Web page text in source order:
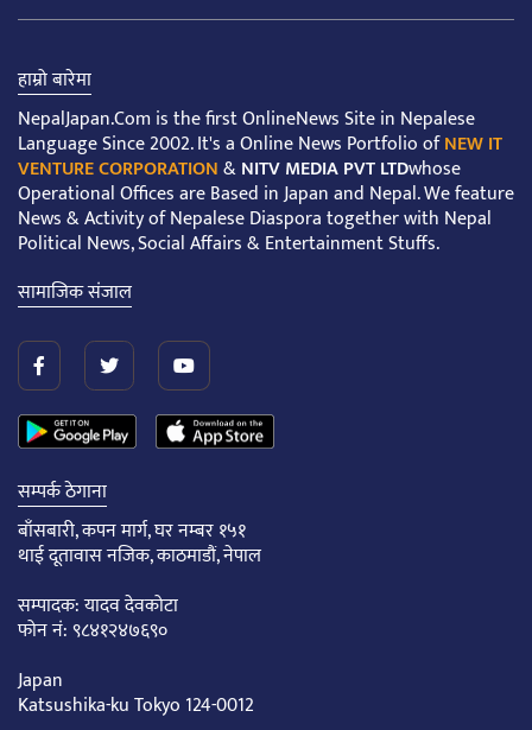
हाम्रो बारेमा
NepalJapan.Com is the first OnlineNews Site in Nepalese
Language Since 2002. It's a Online News Portfolio ofNEW IT
VENTURE CORPORATION&NITV MEDIA PVT LTDwhose
Operational Offices are Based in Japan and Nepal. We feature
News & Activity of Nepalese Diaspora together with Nepal
Political News, Social Affairs & Entertainment Stuffs.
सामाजिक संजाल
सम्पर्क ठेगाना
बाँसबारी, कपन मार्ग, घर नम्बर १५१
थाई दूतावास नजिक, काठमाडौं, नेपाल
सम्पादक: यादव देवकोटा
फोन नं: ९८४१२४७६९०
Japan
Katsushika-ku Tokyo 124-0012